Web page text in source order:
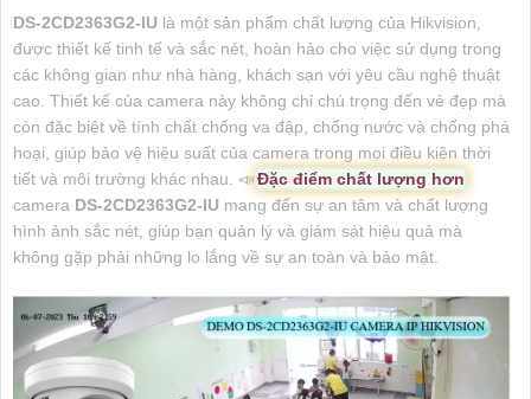
DS-2CD2363G2-IU là một sản phẩm chất lượng của Hikvision,
được thiết kế tinh tế và sắc nét, hoàn hảo cho việc sử dụng trong
các không gian như nhà hàng, khách sạn với yêu cầu nghệ thuật
cao. Thiết kế của camera này không chỉ chú trọng đến vẻ đẹp mà
còn đặc biệt về tính chất chống va đập, chống nước và chống phá
hoại, giúp bảo vệ hiệu suất của camera trong mọi điều kiện thời
tiết và môi trường khác nhau. 📣Đặc điểm chất lượng hơn
camera DS-2CD2363G2-IU mang đến sự an tâm và chất lượng
hình ảnh sắc nét, giúp bạn quản lý và giám sát hiệu quả mà
không gặp phải những lo lắng về sự an toàn và bảo mật.